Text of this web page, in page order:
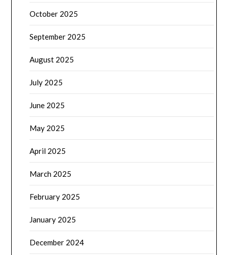
October 2025
September 2025
August 2025
July 2025
June 2025
May 2025
April 2025
March 2025
February 2025
January 2025
December 2024